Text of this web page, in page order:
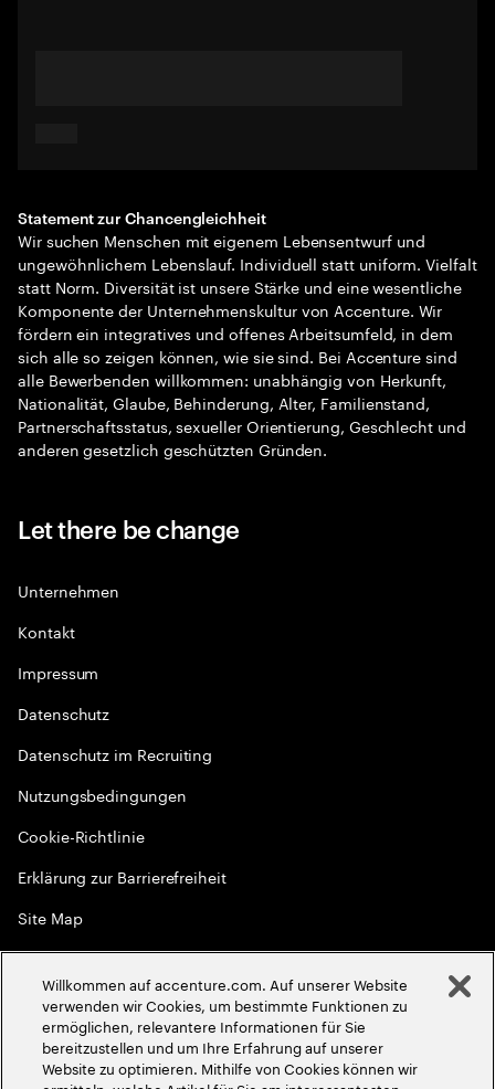
Statement zur Chancengleichheit
Wir suchen Menschen mit eigenem Lebensentwurf und
ungewöhnlichem Lebenslauf. Individuell statt uniform. Vielfalt
statt Norm. Diversität ist unsere Stärke und eine wesentliche
Komponente der Unternehmenskultur von Accenture. Wir
fördern ein integratives und offenes Arbeitsumfeld, in dem
sich alle so zeigen können, wie sie sind. Bei Accenture sind
alle Bewerbenden willkommen: unabhängig von Herkunft,
Nationalität, Glaube, Behinderung, Alter, Familienstand,
Partnerschaftsstatus, sexueller Orientierung, Geschlecht und
anderen gesetzlich geschützten Gründen.
Let there be change
Unternehmen
Kontakt
Impressum
Datenschutz
Datenschutz im Recruiting
Nutzungsbedingungen
Cookie-Richtlinie
Erklärung zur Barrierefreiheit
Site Map
Globale Meritokratie
2026Accenture. Alle Rechte vorbehalten
Willkommen auf accenture.com. Auf unserer Website
verwenden wir Cookies, um bestimmte Funktionen zu
ermöglichen, relevantere Informationen für Sie
bereitzustellen und um Ihre Erfahrung auf unserer
Website zu optimieren. Mithilfe von Cookies können wir